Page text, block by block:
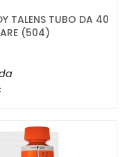
TALENS TUBO DA 40
(504)